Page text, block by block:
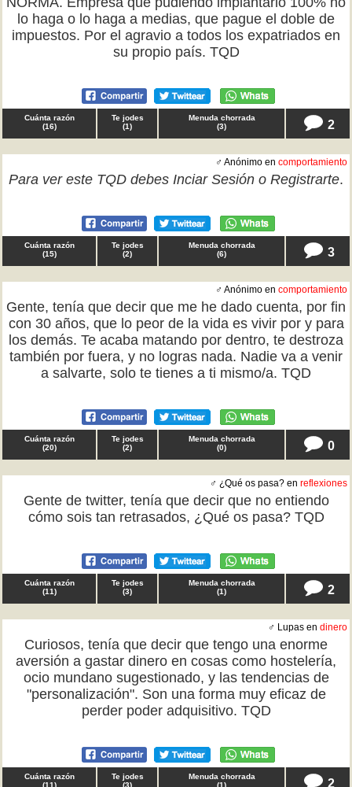
lo haga o lo haga a medias, que pague el doble de
impuestos. Por el agravio a todos los expatriados en
su propio país. TQD
Cuánta razón
(16)
Te jodes
(1)
Menuda chorrada
(3) 2
♂ Anónimo en comportamiento
Para ver este TQD debes Inciar Sesión o Registrarte.
Cuánta razón
(15)
Te jodes
(2)
Menuda chorrada
(6) 3
♂ Anónimo en comportamiento
Gente, tenía que decir que me he dado cuenta, por fin
con 30 años, que lo peor de la vida es vivir por y para
los demás. Te acaba matando por dentro, te destroza
también por fuera, y no logras nada. Nadie va a venir
a salvarte, solo te tienes a ti mismo/a. TQD
Cuánta razón
(20)
Te jodes
(2)
Menuda chorrada
(0) 0
♂ ¿Qué os pasa? en reflexiones
Gente de twitter, tenía que decir que no entiendo
cómo sois tan retrasados, ¿Qué os pasa? TQD
Cuánta razón
(11)
Te jodes
(3)
Menuda chorrada
(1) 2
♂ Lupas en dinero
Curiosos, tenía que decir que tengo una enorme
aversión a gastar dinero en cosas como hostelería,
ocio mundano sugestionado, y las tendencias de
"personalización". Son una forma muy eficaz de
perder poder adquisitivo. TQD
Cuánta razón
(11)
Te jodes
(3)
Menuda chorrada
(1) 2